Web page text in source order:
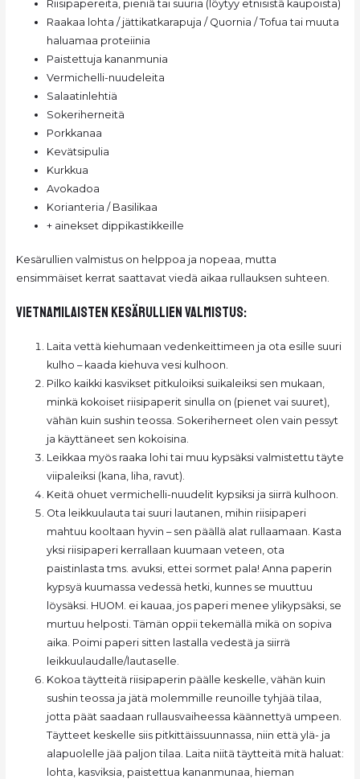
Riisipapereita, pieniä tai suuria (löytyy etnisistä kaupoista)
Raakaa lohta / jättikatkarapuja / Quornia / Tofua tai muuta
haluamaa proteiinia
Paistettuja kananmunia
Vermichelli-nuudeleita
Salaatinlehtiä
Sokeriherneitä
Porkkanaa
Kevätsipulia
Kurkkua
Avokadoa
Korianteria / Basilikaa
+ ainekset dippikastikkeille
Kesärullien valmistus on helppoa ja nopeaa, mutta
ensimmäiset kerrat saattavat viedä aikaa rullauksen suhteen.
Vietnamilaisten Kesärullien valmistus:
Laita vettä kiehumaan vedenkeittimeen ja ota esille suuri
kulho – kaada kiehuva vesi kulhoon.
Pilko kaikki kasvikset pitkuloiksi suikaleiksi sen mukaan,
minkä kokoiset riisipaperit sinulla on (pienet vai suuret),
vähän kuin sushin teossa. Sokeriherneet olen vain pessyt
ja käyttäneet sen kokoisina.
Leikkaa myös raaka lohi tai muu kypsäksi valmistettu täyte
viipaleiksi (kana, liha, ravut).
Keitä ohuet vermichelli-nuudelit kypsiksi ja siirrä kulhoon.
Ota leikkuulauta tai suuri lautanen, mihin riisipaperi
mahtuu kooltaan hyvin – sen päällä alat rullaamaan. Kasta
yksi riisipaperi kerrallaan kuumaan veteen, ota
paistinlasta tms. avuksi, ettei sormet pala! Anna paperin
kypsyä kuumassa vedessä hetki, kunnes se muuttuu
löysäksi. HUOM. ei kauaa, jos paperi menee ylikypsäksi, se
murtuu helposti. Tämän oppii tekemällä mikä on sopiva
aika. Poimi paperi sitten lastalla vedestä ja siirrä
leikkuulaudalle/lautaselle.
Kokoa täytteitä riisipaperin päälle keskelle, vähän kuin
sushin teossa ja jätä molemmille reunoille tyhjää tilaa,
jotta päät saadaan rullausvaiheessa käännettyä umpeen.
Täytteet keskelle siis pitkittäissuunnassa, niin että ylä- ja
alapuolelle jää paljon tilaa. Laita niitä täytteitä mitä haluat:
lohta, kasviksia, paistettua kananmunaa, hieman